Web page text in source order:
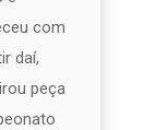
com
daí,
peça